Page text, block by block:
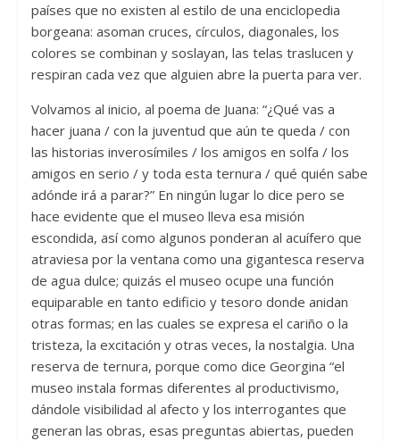
países que no existen al estilo de una enciclopedia
borgeana: asoman cruces, círculos, diagonales, los
colores se combinan y soslayan, las telas traslucen y
respiran cada vez que alguien abre la puerta para ver.
Volvamos al inicio, al poema de Juana: “¿Qué vas a
hacer juana / con la juventud que aún te queda / con
las historias inverosímiles / los amigos en solfa / los
amigos en serio / y toda esta ternura / qué quién sabe
adónde irá a parar?” En ningún lugar lo dice pero se
hace evidente que el museo lleva esa misión
escondida, así como algunos ponderan al acuífero que
atraviesa por la ventana como una gigantesca reserva
de agua dulce; quizás el museo ocupe una función
equiparable en tanto edificio y tesoro donde anidan
otras formas; en las cuales se expresa el cariño o la
tristeza, la excitación y otras veces, la nostalgia. Una
reserva de ternura, porque como dice Georgina “el
museo instala formas diferentes al productivismo,
dándole visibilidad al afecto y los interrogantes que
generan las obras, esas preguntas abiertas, pueden